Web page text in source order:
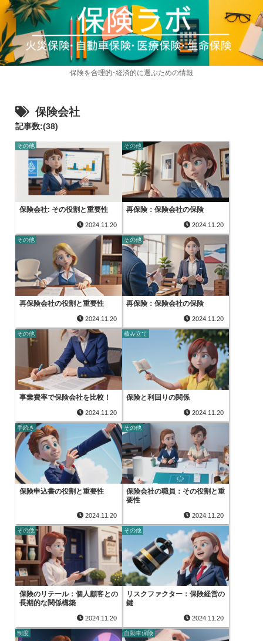
保険を合理的･経済的に選ぶための情報
保険会社
記事数:(38)
その他
保険会社: その役割と重要性
2024.11.20
その他
再保険：保険会社の保険
2024.11.20
その他
再保険会社の役割と重要性
2024.11.20
その他
再保険：保険会社の保険
2024.11.20
その他
事業費率で保険会社を比較！
2024.11.20
積み立て
保険と利回りの関係
2024.11.20
手続き
保険申込書の役割と重要性
2024.11.20
その他
保険会社の職員：その役割と重
要性
2024.11.20
その他
保険のリテール：個人顧客との
長期的な関係構築
2024.11.20
その他
リスクファクター：保険経営の
鍵
2024.11.20
制度 自動車保険